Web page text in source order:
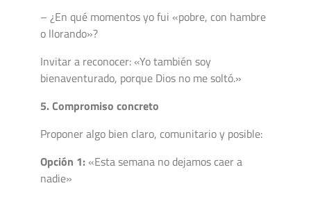
– ¿En qué momentos yo fui «pobre, con hambre
o llorando»?
Invitar a reconocer: «Yo también soy
bienaventurado, porque Dios no me soltó.»
5. Compromiso concreto
Proponer algo bien claro, comunitario y posible:
Opción 1:«Esta semana no dejamos caer a
nadie»